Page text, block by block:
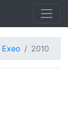
Exeo 2010